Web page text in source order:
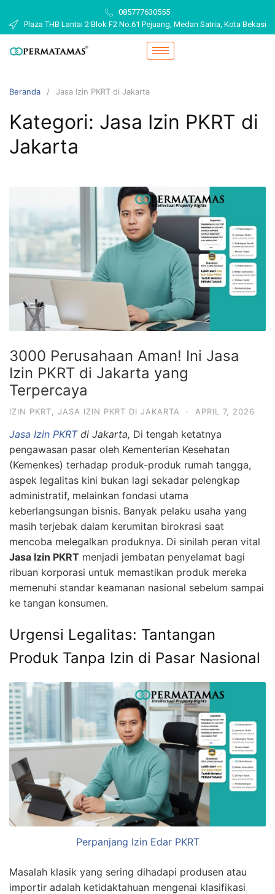
085777630555
Plaza THB Lantai 2 Blok F2 No.61 Pejuang, Medan Satria, Kota Bekasi
Beranda Jasa Izin PKRT di Jakarta
Kategori: Jasa Izin PKRT di
Jakarta
3000 Perusahaan Aman! Ini Jasa
Izin PKRT di Jakarta yang
Terpercaya
IZIN PKRT JASA IZIN PKRT DI JAKARTA · APRIL 7, 2026
Jasa Izin PKRTdi Jakarta, Di tengah ketatnya
pengawasan pasar oleh Kementerian Kesehatan
(Kemenkes) terhadap produk-produk rumah tangga,
aspek legalitas kini bukan lagi sekadar pelengkap
administratif, melainkan fondasi utama
keberlangsungan bisnis. Banyak pelaku usaha yang
masih terjebak dalam kerumitan birokrasi saat
mencoba melegalkan produknya. Di sinilah peran vital
Jasa Izin PKRT menjadi jembatan penyelamat bagi
ribuan korporasi untuk memastikan produk mereka
memenuhi standar keamanan nasional sebelum sampai
ke tangan konsumen.
Urgensi Legalitas: Tantangan
Produk Tanpa Izin di Pasar Nasional
Perpanjang Izin Edar PKRT
Masalah klasik yang sering dihadapi produsen atau
importir adalah ketidaktahuan mengenai klasifikasi